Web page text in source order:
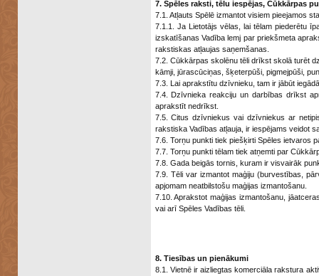
7. Spēles raksti, tēlu iespējas, Cūkkārpas
7.1. Atļauts Spēlē izmantot visiem pieejamos
7.1.1. Ja Lietotājs vēlas, lai tēlam piederētu
izskatīšanas Vadība lemj par priekšmeta
rakstiskas atļaujas saņemšanas.
7.2. Cūkkārpas skolēnu tēli drīkst skolā turēt
kāmji, jūrascūciņas, šķeterpūši, pigmejpūši,
7.3. Lai aprakstītu dzīvnieku, tam ir jābūt
7.4. Dzīvnieka reakciju un darbības drīkst
aprakstīt nedrīkst.
7.5. Citus dzīvniekus vai dzīvniekus ar
rakstiska Vadības atļauja, ir iespējams veidot
7.6. Torņu punkti tiek piešķirti Spēles ietvaros
7.7. Torņu punkti tēlam tiek atņemti par
7.8. Gada beigās tornis, kuram ir visvairāk
7.9. Tēli var izmantot maģiju (burvestības,
apjomam neatbilstošu maģijas izmantošanu.
7.10. Aprakstot maģijas izmantošanu,
vai arī Spēles Vadības tēli.
8. Tiesības un pienākumi
8.1. Vietnē ir aizliegtas komerciāla rakstura